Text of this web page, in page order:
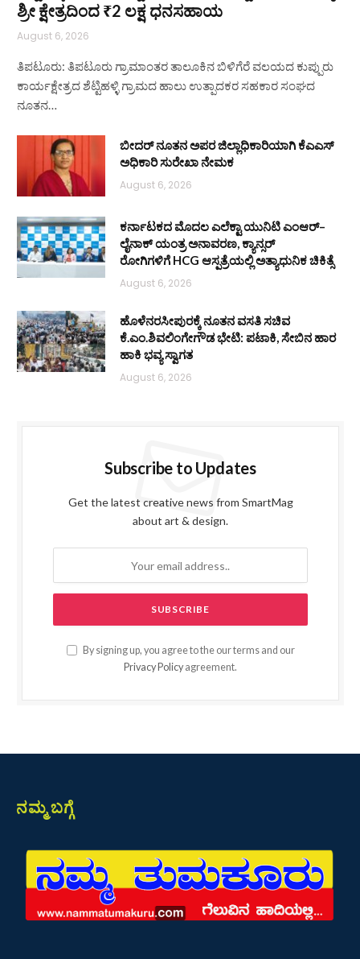
ಶ್ರೀ ಕ್ಷೇತ್ರದಿಂದ ₹2 ಲಕ್ಷ ಧನಸಹಾಯ
August 6, 2026
ತಿಪಟೂರು: ತಿಪಟೂರು ಗ್ರಾಮಾಂತರ ತಾಲೂಕಿನ ಬಿಳಿಗೆರೆ ವಲಯದ ಕುಪ್ಪುರು
ಕಾರ್ಯಕ್ಷೇತ್ರದ ಶೆಟ್ಟಿಹಳ್ಳಿ ಗ್ರಾಮದ ಹಾಲು ಉತ್ಪಾದಕರ ಸಹಕಾರ ಸಂಘದ
ನೂತನ…
ಬೀದರ್ ನೂತನ ಅಪರ ಜಿಲ್ಲಾಧಿಕಾರಿಯಾಗಿ ಕೆಎಎಸ್
ಅಧಿಕಾರಿ ಸುರೇಖಾ ನೇಮಕ
August 6, 2026
ಕರ್ನಾಟಕದ ಮೊದಲ ಎಲೆಕ್ಟಾ ಯುನಿಟಿ ಎಂಆರ್–
ಲೈನಾಕ್ ಯಂತ್ರ ಅನಾವರಣ, ಕ್ಯಾನ್ಸರ್
ರೋಗಿಗಳಿಗೆ HCG ಆಸ್ಪತ್ರೆಯಲ್ಲಿ ಅತ್ಯಾಧುನಿಕ ಚಿಕಿತ್ಸೆ
August 6, 2026
ಹೊಳೆನರಸೀಪುರಕ್ಕೆ ನೂತನ ವಸತಿ ಸಚಿವ
ಕೆ.ಎಂ.ಶಿವಲಿಂಗೇಗೌಡ ಭೇಟಿ: ಪಟಾಕಿ, ಸೇಬಿನ ಹಾರ
ಹಾಕಿ ಭವ್ಯ ಸ್ವಾಗತ
August 6, 2026
Subscribe to Updates
Get the latest creative news from SmartMag
about art & design.
By signing up, you agree to the our terms and our
Privacy Policy agreement.
ನಮ್ಮ ಬಗ್ಗೆ